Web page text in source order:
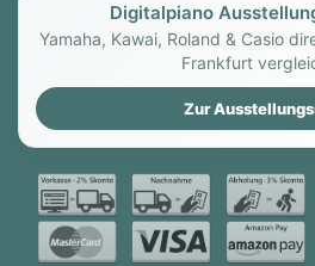
Digitalpiano
Yamaha, Kawai, Roland & Casio
Frankfurt
Zur